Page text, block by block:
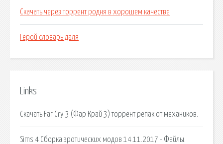
Скачать через торрент родня в хорошем качестве
Герой словарь даля
Links
Скачать Far Cry 3 (Фар Край 3) торрент репак от механиков.
Sims 4 Сборка эротических модов 14.11.2017 - Файлы.